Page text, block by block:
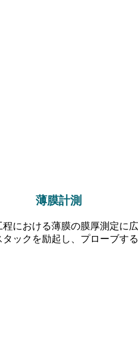
薄膜計測
における薄膜の膜厚測定に
ックを励起し、プローブす